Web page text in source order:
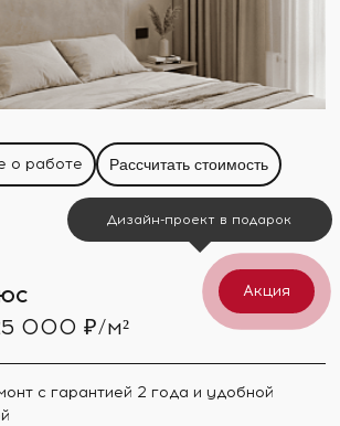
о работе Рассчитать стоимость
000 ₽/м²
с гарантией 2 года и удобной
Акция
Дизайн-проект в подарок